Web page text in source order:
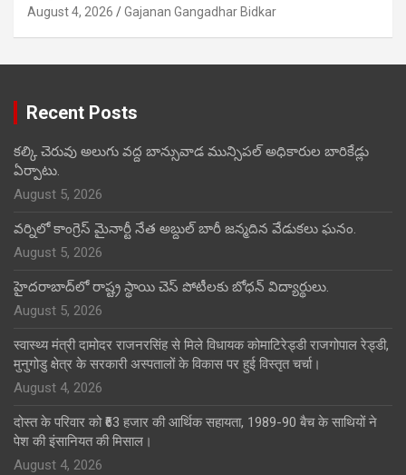
August 4, 2026 Gajanan Gangadhar Bidkar
Recent Posts
కల్కి చెరువు అలుగు వద్ద బాన్సువాడ మున్సిపల్ అధికారుల బారికేడ్లు
ఏర్పాటు.
August 5, 2026
వర్నిలో కాంగ్రెస్ మైనార్టీ నేత అబ్దుల్ బారీ జన్మదిన వేడుకలు ఘనం.
August 5, 2026
హైదరాబాద్‌లో రాష్ట్ర స్థాయి చెస్ పోటీలకు బోధన్ విద్యార్థులు.
August 5, 2026
स्वास्थ्य मंत्री दामोदर राजनरसिंह से मिले विधायक कोमाटिरेड्डी राजगोपाल रेड्डी,
मुनुगोडु क्षेत्र के सरकारी अस्पतालों के विकास पर हुई विस्तृत चर्चा।
August 4, 2026
दोस्त के परिवार को ₹63 हजार की आर्थिक सहायता, 1989-90 बैच के साथियों ने
पेश की इंसानियत की मिसाल।
August 4, 2026